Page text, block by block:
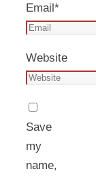
Email*
Website
Save
my
name,